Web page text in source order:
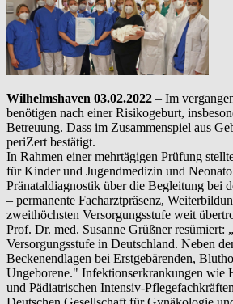
Wilhelmshaven 03.02.2022 – Im
benötigen nach einer Risikogeburt,
Betreuung. Dass im Zusammenspiel aus
periZert bestätigt.
In Rahmen einer mehrtägigen Prüfung
für Kinder und Jugendmedizin und
Pränataldiagnostik über die Begleitung bei
– permanente Facharztpräsenz,
zweithöchsten Versorgungsstufe weit
Prof. Dr. med. Susanne Grüßner
Versorgungsstufe in Deutschland. Neben
Beckenendlagen bei Erstgebärenden,
Ungeborene." Infektionserkrankungen wie
und Pädiatrischen Intensiv-